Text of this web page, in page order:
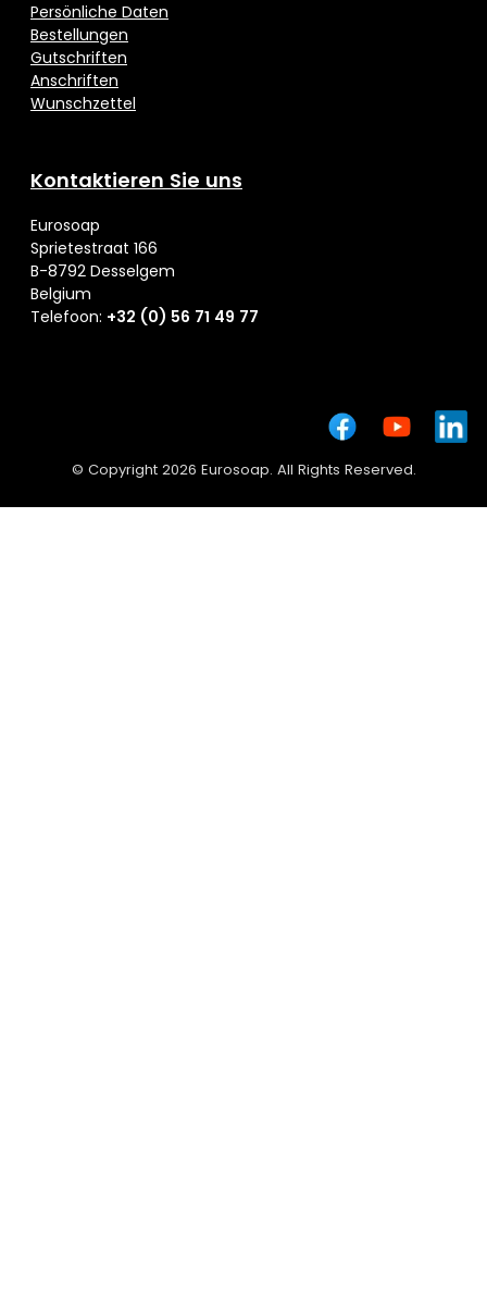
Persönliche Daten
Bestellungen
Gutschriften
Anschriften
Wunschzettel
Kontaktieren Sie uns
Eurosoap
Sprietestraat 166
B-8792 Desselgem
Belgium
Telefoon: +32 (0) 56 71 49 77
© Copyright 2026 Eurosoap. All Rights Reserved.